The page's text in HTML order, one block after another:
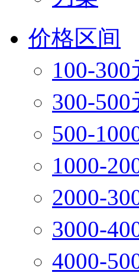
价格区间
100-300
300-500
500-
1000-
2000-
3000-
4000-